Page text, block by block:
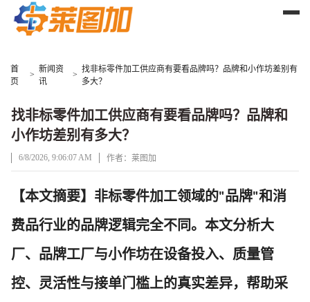
首
页
>
新闻资
讯
>
找非标零件加工供应商有要看品牌吗？品牌和小作坊差别有
多大？
找非标零件加工供应商有要看品牌吗？品牌和
小作坊差别有多大？
6/8/2026, 9:06:07 AM 作者：莱图加
文章正文
【本文摘要】非标零件加工领域的"品牌"和消
费品行业的品牌逻辑完全不同。本文分析大
厂、品牌工厂与小作坊在设备投入、质量管
控、灵活性与接单门槛上的真实差异，帮助采